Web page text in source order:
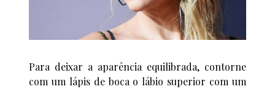
Para deixar a aparência equilibrada, contorne
com um lápis de boca o lábio superior com um